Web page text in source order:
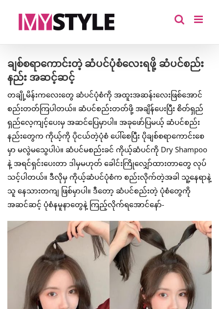
ချစ်စရာကောင်းတဲ့ ဆံပင်ပုံစံလေးရဖို့ ဆံပင်စည်း
နည်း အဆင့်ဆင့်
တချို့မိန်းကလေးတွေ ဆံပင်ပုံစံကို အထူးအဆန်းလေးဖြစ်အောင်
စည်းတတ်ကြပါတယ်။ ဆံပင်စည်းတတ်ဖို့ အချိန်ပေးပြီး စိတ်ရှည်
ရှည်လေ့ကျင့်ပေးမှ အဆင်ပြေမှာပါ။ အခုဖော်ပြမယ့် ဆံပင်စည်း
နည်းတွေက ကိုယ့်ကို ပိုငယ်တဲ့ပုံစံ ပေါ်စေပြီး ပိုချစ်စရာကောင်းစေ
မှာ မလွဲမသွေပါပဲ။ ဆံပင်မစည်းခင် ကိုယ့်ဆံပင်ကို Dry Shampoo
နဲ့ အရင်ရှင်းပေးတာ ဒါမှမဟုတ် ခေါင်းကြိုလျှော်ထားတာတွေ လုပ်
သင့်ပါတယ်။ ဒီလိုမှ ကိုယ့်ဆံပင်ပုံစံက စည်းလိုက်တဲ့အခါ သူ့နေရာနဲ့
သူ နေသားတကျ ဖြစ်မှာပါ။ ဒီတော့ ဆံပင်စည်းတဲ့ ပုံစံတွေကို
အဆင်ဆင့် ပုံစံနမူနာတွေနဲ့ ကြည့်လိုက်ရအောင်နော်-